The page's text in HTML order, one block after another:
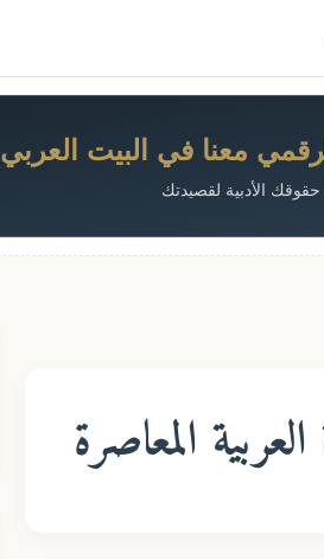
معنا في البيت العربي
الأدبية لقصيدتك
المعاصرة